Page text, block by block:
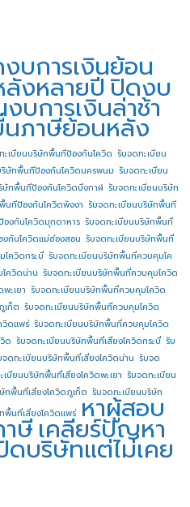
บการเงินย้อน
งหลายปี ปิดงบ
บการเงินล่าช้า
ภาษีย้อนหลัง
ะเบียนบริษัทพื้นทีป้องกันโควิด รับจดทะเบียน
ริษัทพื้นทีป้องกันโควิดนครพนม รับจดทะเบียน
ษัทพื้นทีป้องกันโควิดบึงกาฬ รับจดทะเบียนบริษัท
นทีป้องกันโควิดพังงา รับจดทะเบียนบริษัทพื้นที
งกันโควิดมุกดาหาร รับจดทะเบียนบริษัทพื้นที
กันโควิดแม่ฮ่องสอน รับจดทะเบียนบริษัทพื้นที่
โควิดกระบี่ รับจดทะเบียนบริษัทพื้นที่ควบคุมโค
ควิดน่าน รับจดทะเบียนบริษัทพื้นที่ควบคุมโควิด
ะเยา รับจดทะเบียนบริษัทพื้นที่ควบคุมโควิด
เก็ต รับจดทะเบียนบริษัทพื้นที่ควบคุมโควิด
วิดแพร่ รับจดทะเบียนบริษัทพื้นที่ควบคุมโควิด
ด รับจดทะเบียนบริษัทพื้นที่เสี่ยงโควิดกระบี่ รับ
จดทะเบียนบริษัทพื้นที่เสี่ยงโควิดน่าน รับจด
เบียนบริษัทพื้นที่เสี่ยงโควิดพะเยา รับจดทะเบียน
ทพื้นที่เสี่ยงโควิดภูเก็ต รับจดทะเบียนบริษัท
พื้นที่เสี่ยงโควิดแพร่ หาผู้สอบ
าษี เคลียร์ปัญหา
ดบริษัทแต่ไม่เคย